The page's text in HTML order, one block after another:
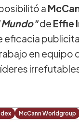
a
Mundo"de Effie
eficacia
en equipo
McCann Worldgroup